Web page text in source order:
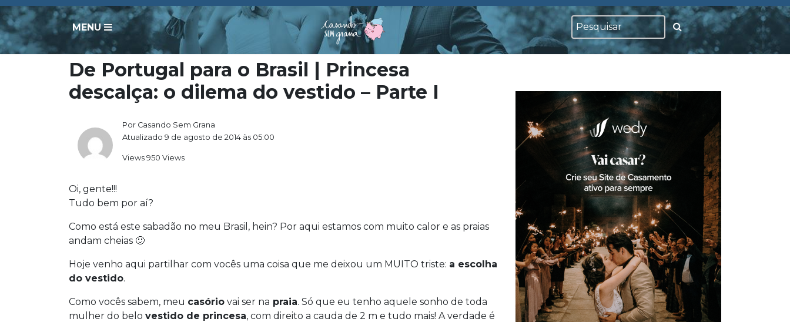
MENU
De Portugal para o Brasil | Princesa
descalça: o dilema do vestido – Parte I
Por Casando Sem Grana
Atualizado 9 de agosto de 2014 às 05:00
Views 950 Views
Oi, gente!!!
Tudo bem por aí?
Como está este sabadão no meu Brasil, hein? Por aqui estamos com muito calor e as praias
andam cheias 🙂
Hoje venho aqui partilhar com vocês uma coisa que me deixou um MUITO triste: a escolha
do vestido.
Como vocês sabem, meu casório vai ser na praia. Só que eu tenho aquele sonho de toda
mulher do belo vestido de princesa, com direito a cauda de 2 m e tudo mais! A verdade é